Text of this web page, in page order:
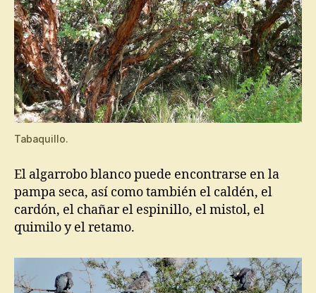
Tabaquillo.
El algarrobo blanco puede encontrarse en la
pampa seca, así como también el caldén, el
cardón, el chañar el espinillo, el mistol, el
quimilo y el retamo.